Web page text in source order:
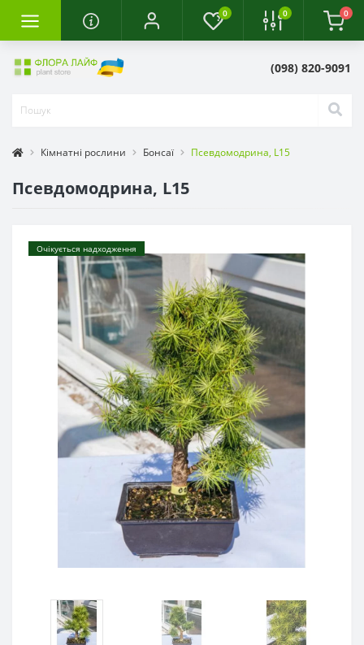
0 0 0
(098) 820-9091
Кімнатні рослини Бонсаї Псевдомодрина, L15
Псевдомодрина, L15
Очікується надходження